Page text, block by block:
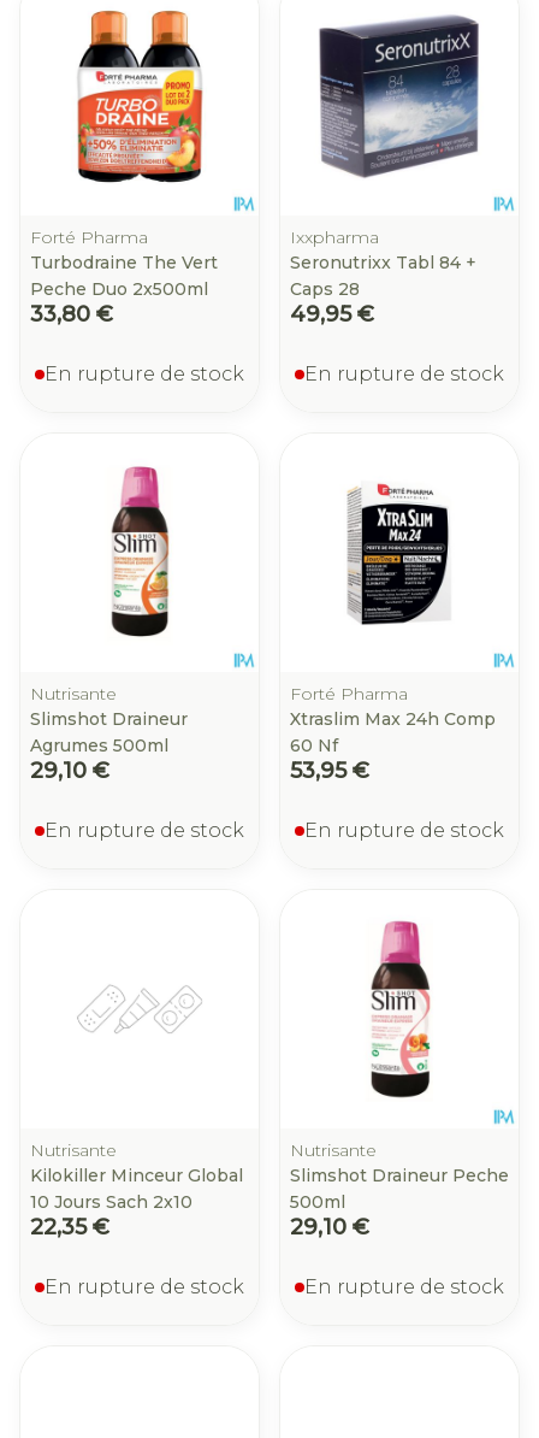
Forté Pharma
Turbodraine The Vert
Peche Duo 2x500ml
33,80 €
En rupture de stock
Ixxpharma
Seronutrixx Tabl 84 +
Caps 28
49,95 €
En rupture de stock
Nutrisante
Slimshot Draineur
Agrumes 500ml
29,10 €
En rupture de stock
Forté Pharma
Xtraslim Max 24h Comp
60 Nf
53,95 €
En rupture de stock
Nutrisante
Kilokiller Minceur Global
10 Jours Sach 2x10
22,35 €
En rupture de stock
Nutrisante
Slimshot Draineur Peche
500ml
29,10 €
En rupture de stock